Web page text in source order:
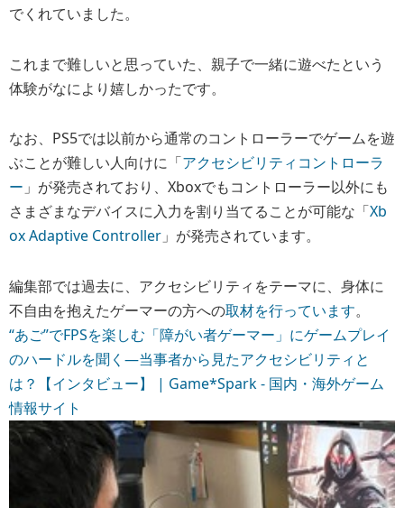
でくれていました。
これまで難しいと思っていた、親子で一緒に遊べたという
体験がなにより嬉しかったです。
なお、PS5では以前から通常のコントローラーでゲームを遊
ぶことが難しい人向けに「アクセシビリティコントローラ
ー 」が発売されており、Xboxでもコントローラー以外にも
さまざまなデバイスに入力を割り当てることが可能な「Xb
ox Adaptive Controller 」が発売されています。
編集部では過去に、アクセシビリティをテーマに、身体に
不自由を抱えたゲーマーの方への取材を行っています。
“あご”でFPSを楽しむ「障がい者ゲーマー」にゲームプレイ
のハードルを聞く―当事者から見たアクセシビリティと
は？【インタビュー】 | Game*Spark - 国内・海外ゲーム
情報サイト